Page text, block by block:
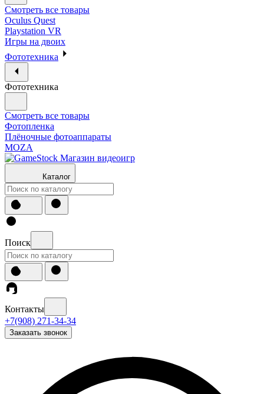
Смотреть все товары
Oculus Quest
Playstation VR
Игры на двоих
Фототехника
Фототехника
Смотреть все товары
Фотопленка
Плёночные фотоаппараты
MOZA
Каталог
Поиск
Контакты
+7(908) 271-34-34
Заказать звонок